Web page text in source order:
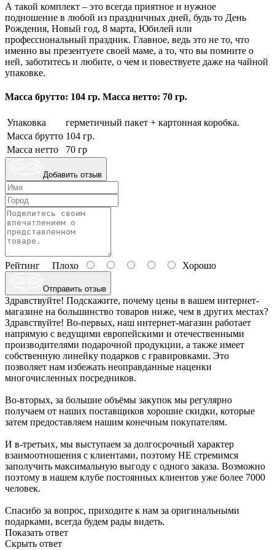
А такой комплект – это всегда приятное и нужное
подношение в любой из праздничных дней, будь то День
Рождения, Новый год, 8 марта, Юбилей или
профессиональный праздник. Главное, ведь это не то, что
именно вы презентуете своей маме, а то, что вы помните о
ней, заботитесь и любите, о чем и повествуете даже на чайной
упаковке.
Масса брутто: 104 гр. Масса нетто: 70 гр.
Упаковка
герметичный пакет + картонная коробка.
Масса брутто 104 гр.
Масса нетто
70 гр
Добавить отзыв
Рейтинг Плохо Хорошо
Отправить отзыв
Здравствуйте! Подскажите, почему цены в вашем интернет-
магазине на большинство товаров ниже, чем в других местах?
Здравствуйте! Во-первых, наш интернет-магазин работает
напрямую с ведущими европейскими и отечественными
производителями подарочной продукции, а также имеет
собственную линейку подарков с гравировками. Это
позволяет нам избежать неоправданные наценки
многочисленных посредников.
Во-вторых, за большие объёмы закупок мы регулярно
получаем от наших поставщиков хорошие скидки, которые
затем предоставляем нашим конечным покупателям.
И в-третьих, мы выступаем за долгосрочный характер
взаимоотношения с клиентами, поэтому НЕ стремимся
заполучить максимальную выгоду с одного заказа. Возможно
поэтому в нашем клубе постоянных клиентов уже более 7000
человек.
Спасибо за вопрос, приходите к нам за оригинальными
подарками, всегда будем рады видеть.
Показать ответ
Скрыть ответ